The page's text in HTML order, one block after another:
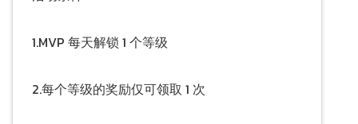
1.MVP 每天解锁 1 个等级
2.每个等级的奖励仅可领取 1 次